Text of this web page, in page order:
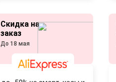
Скидка на
заказ
До 18 мая